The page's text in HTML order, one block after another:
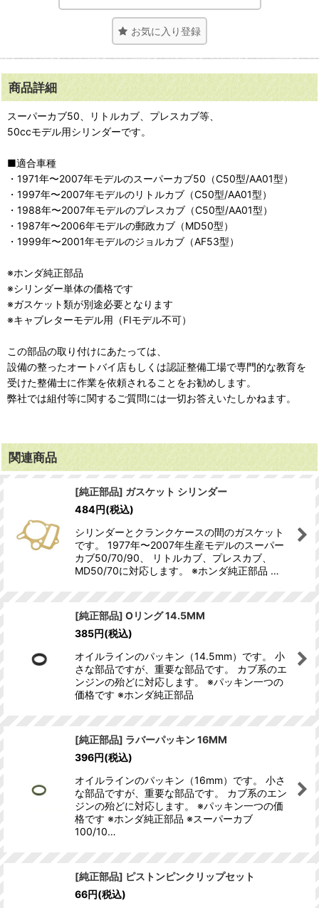
お気に入り登録
商品詳細
スーパーカブ50、リトルカブ、プレスカブ等、
50ccモデル用シリンダーです。
■適合車種
・1971年〜2007年モデルのスーパーカブ50（C50型/AA01型）
・1997年〜2007年モデルのリトルカブ（C50型/AA01型）
・1988年〜2007年モデルのプレスカブ（C50型/AA01型）
・1987年〜2006年モデルの郵政カブ（MD50型）
・1999年〜2001年モデルのジョルカブ（AF53型）
※ホンダ純正部品
※シリンダー単体の価格です
※ガスケット類が別途必要となります
※キャブレターモデル用（FIモデル不可）
この部品の取り付けにあたっては、
設備の整ったオートバイ店もしくは認証整備工場で専門的な教育を
受けた整備士に作業を依頼されることをお勧めします。
弊社では組付等に関するご質問には一切お答えいたしかねます。
関連商品
[純正部品] ガスケット シリンダー
484円(税込)
シリンダーとクランクケースの間のガスケット
です。 1977年〜2007年生産モデルのスーパー
カブ50/70/90、 リトルカブ、プレスカブ、
MD50/70に対応します。 ※ホンダ純正部品 …
[純正部品] Oリング 14.5MM
385円(税込)
オイルラインのパッキン（14.5mm）です。 小
さな部品ですが、重要な部品です。 カブ系のエ
ンジンの殆どに対応します。 ※パッキン一つの
価格です ※ホンダ純正部品
[純正部品] ラバーパッキン 16MM
396円(税込)
オイルラインのパッキン（16mm）です。 小さ
な部品ですが、重要な部品です。 カブ系のエン
ジンの殆どに対応します。 ※パッキン一つの価
格です ※ホンダ純正部品 ※スーパーカブ
100/10…
[純正部品] ピストンピンクリップセット
66円(税込)